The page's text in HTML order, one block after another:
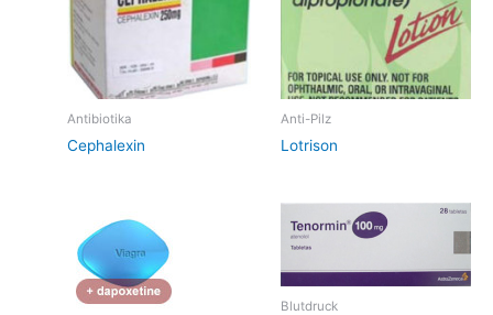
Antibiotika
Cephalexin
Anti-Pilz
Lotrison
Blutdruck